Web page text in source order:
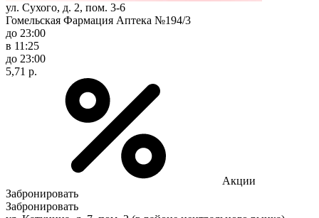
ул. Сухого, д. 2, пом. 3-6
Гомельская Фармация Аптека №194/3
до 23:00
в 11:25
до 23:00
5,71 р.
Акции
Забронировать
Забронировать